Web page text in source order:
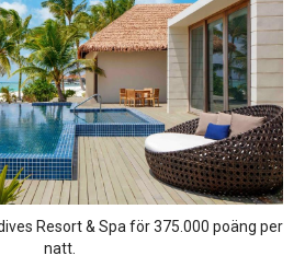
Resort & Spa för 375.000 poäng per
natt.